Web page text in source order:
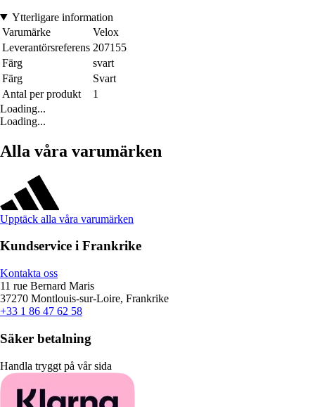
Ytterligare information
Varumärke
Velox
Leverantörsreferens 207155
Färg
svart
Färg
Svart
Antal per produkt
1
Loading...
Loading...
Alla våra varumärken
Upptäck alla våra varumärken
Kundservice i Frankrike
Kontakta oss
11 rue Bernard Maris
37270 Montlouis-sur-Loire, Frankrike
+33 1 86 47 62 58
Säker betalning
Handla tryggt på vår sida